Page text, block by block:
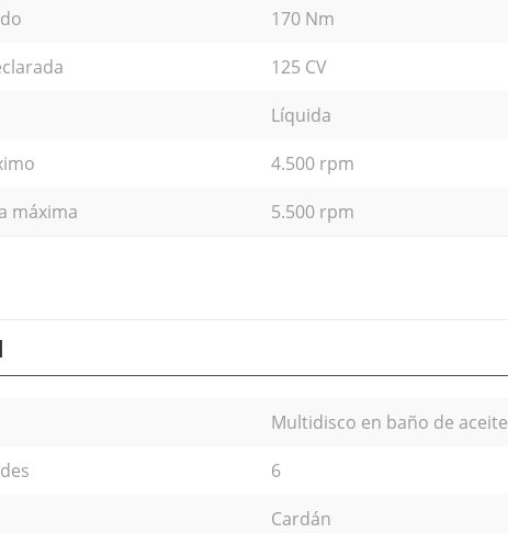
170 Nm
125 CV
Líquida
4.500 rpm
máxima
5.500 rpm
Multidisco en baño de aceite
6
Cardán